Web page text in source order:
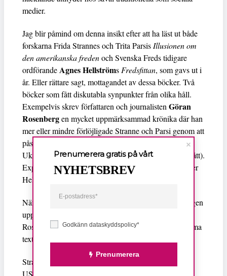
medier.
Jag blir påmind om denna insikt efter att ha läst ut både
forskarna Frida Strannes och Trita ParsisIllusionen om
den amerikanska fredenoch Svenska Freds tidigare
ordförandeAgnes HellströmsFredsfittan, som gavs ut i
år. Eller rättare sagt, mottagandet av dessa böcker. Två
böcker som fått diskutabla synpunkter från olika håll.
Exempelvis skrev författaren och journalistenGöran
Rosenbergen mycket uppmärksammad krönika där han
mer eller mindre förlöjligade Stranne och Parsi genom att
påstå att dessa två hävdar att Rysslands invasion i
Ukraina beror på USA (vilket de aldrig någonsin påstått).
Expressens ledarskribentLinda Jerneck
raljerade över
Hellström och beskyllde henne för självömkan.
När jag själv läste dessa böcker, för att bilda mig en egen
uppfattning var det något helt annat än det som
Rosenberg och Jerneck skrev om. Har vi ens läst samma
texter, undrar jag?
Strannes och Parsis bok är en ingående presentation i
Godkänn dataskyddspolicy*
Prenumerera
Prenumerera gratis på vårt
NYHETSBREV